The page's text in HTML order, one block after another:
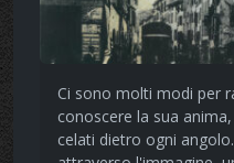
Ci sono molti modi per
conoscere la sua
celati dietro ogni